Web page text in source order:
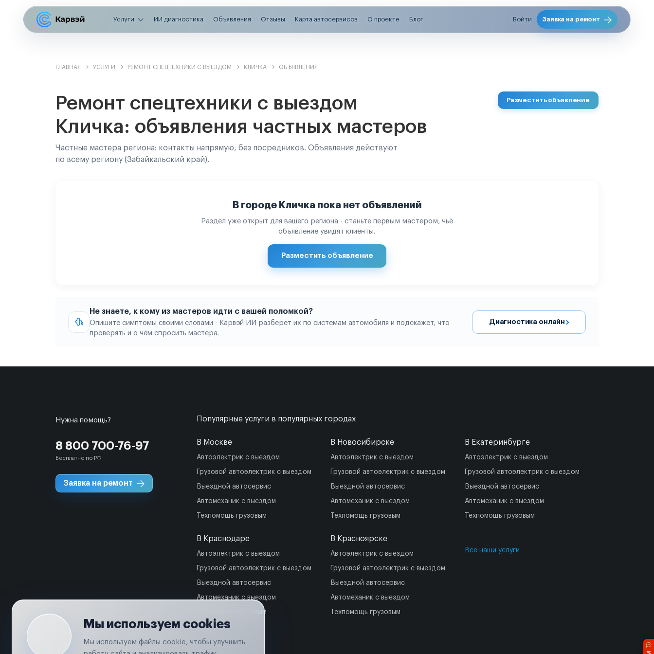
Услуги ИИ диагностика Объявления Отзывы Карта автосервисов О проекте Блог Войти Заявка на ремонт
ГЛАВНАЯ УСЛУГИ РЕМОНТ СПЕЦТЕХНИКИ С ВЫЕЗДОМ КЛИЧКА ОБЪЯВЛЕНИЯ
Ремонт спецтехники с выездом
Кличка: объявления частных мастеров
Частные мастера региона: контакты напрямую, без посредников. Объявления действуют
по всему региону (Забайкальский край).
Разместить объявление
В городе Кличка пока нет объявлений
Раздел уже открыт для вашего региона - станьте первым мастером, чьё
объявление увидят клиенты.
Разместить объявление
Не знаете, к кому из мастеров идти с вашей поломкой?
Опишите симптомы своими словами - Карвэй ИИ разберёт их по системам автомобиля и подскажет, что
проверять и о чём спросить мастера.
Диагностика онлайн
Нужна помощь?
8 800 700-76-97
Бесплатно по РФ
Заявка на ремонт
Популярные услуги в популярных городах
В Москве
Автоэлектрик с выездом
Грузовой автоэлектрик с выездом
Выездной автосервис
Автомеханик с выездом
Техпомощь грузовым
В Краснодаре
Автоэлектрик с выездом
Грузовой автоэлектрик с выездом
Выездной автосервис
Автомеханик с выездом
Техпомощь грузовым
В Новосибирске
Автоэлектрик с выездом
Грузовой автоэлектрик с выездом
Выездной автосервис
Автомеханик с выездом
Техпомощь грузовым
В Красноярске
Автоэлектрик с выездом
Грузовой автоэлектрик с выездом
Выездной автосервис
Автомеханик с выездом
Техпомощь грузовым
В Екатеринбурге
Автоэлектрик с выездом
Грузовой автоэлектрик с выездом
Выездной автосервис
Автомеханик с выездом
Техпомощь грузовым
Все наши услуги
Мы используем cookies
Мы используем файлы cookie, чтобы улучшить